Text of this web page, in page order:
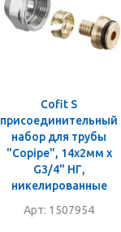
Cofit S
присоединительный
набор для трубы
"Copipe", 14x2мм x
G3/4" НГ,
никелированные
Арт: 1507954